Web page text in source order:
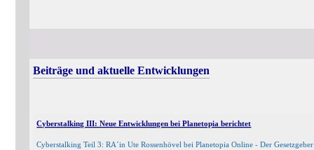
Beiträge und aktuelle Entwicklungen
Cyberstalking III: Neue Entwicklungen bei Planetopia berichtet
Cyberstalking Teil 3: RA´in Ute Rossenhövel bei Planetopia Online - Der